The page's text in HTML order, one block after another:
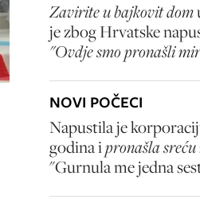
Zavirite u bajkovit dom
je zbog Hrvatske
"Ovdje smo pronašli
NOVI POČECI
Napustila je
godina ipronašla
"Gurnula me jedna